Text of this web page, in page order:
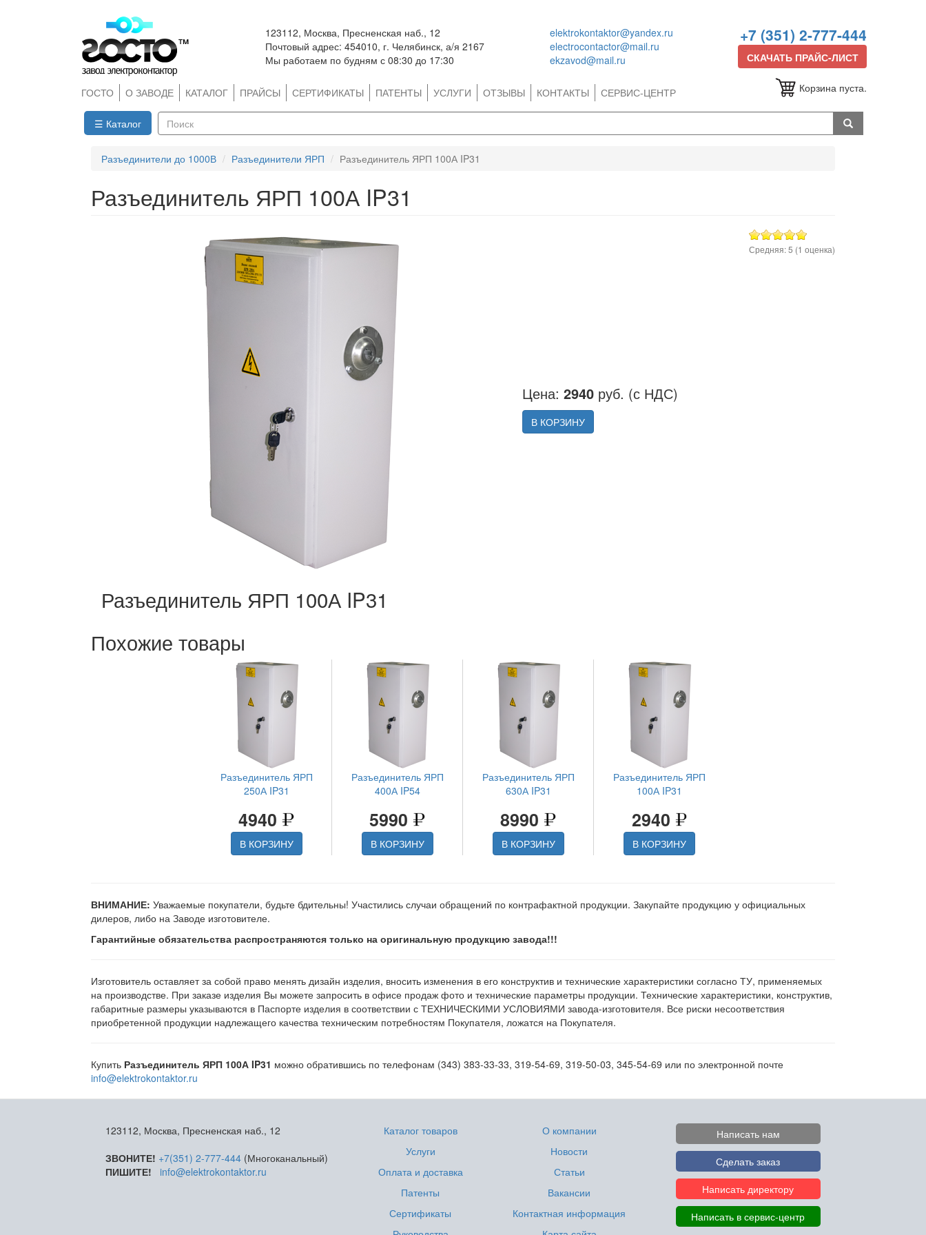
123112, Москва, Пресненская наб., 12
Почтовый адрес: 454010, г. Челябинск, а/я 2167
Мы работаем по будням с 08:30 до 17:30
elektrokontaktor@yandex.ru
electrocontactor@mail.ru
ekzavod@mail.ru
+7 (351) 2-777-444
СКАЧАТЬ ПРАЙС-ЛИСТ
ГОСТО О ЗАВОДЕ КАТАЛОГ ПРАЙСЫ СЕРТИФИКАТЫ ПАТЕНТЫ УСЛУГИ ОТЗЫВЫ КОНТАКТЫ СЕРВИС-ЦЕНТР Корзина пуста.
☰ Каталог
Разъединители до 1000В
Разъединители ЯРП Разъединитель ЯРП 100А IP31
Разъединитель ЯРП 100А IP31
Цена: 2940 руб. (с НДС)
В КОРЗИНУ
Средняя:5 (1 оценка)
Разъединитель ЯРП 100А IP31
Похожие товары
Разъединитель ЯРП
250А IP31
4940
В КОРЗИНУ
Разъединитель ЯРП
400А IP54
5990
В КОРЗИНУ
Разъединитель ЯРП
630А IP31
8990
В КОРЗИНУ
Разъединитель ЯРП
100А IP31
2940
В КОРЗИНУ
ВНИМАНИЕ: Уважаемые покупатели, будьте бдительны! Участились случаи обращений по контрафактной продукции. Закупайте продукцию у официальных
дилеров, либо на Заводе изготовителе.
Гарантийные обязательства распространяются только на оригинальную продукцию завода!!!
Изготовитель оставляет за собой право менять дизайн изделия, вносить изменения в его конструктив и технические характеристики согласно ТУ, применяемых
на производстве. При заказе изделия Вы можете запросить в офисе продаж фото и технические параметры продукции. Технические характеристики, конструктив,
габаритные размеры указываются в Паспорте изделия в соответствии с ТЕХНИЧЕСКИМИ УСЛОВИЯМИ завода-изготовителя. Все риски несоответствия
приобретенной продукции надлежащего качества техническим потребностям Покупателя, ложатся на Покупателя.
Купить Разъединитель ЯРП 100А IP31 можно обратившись по телефонам (343) 383-33-33, 319-54-69, 319-50-03, 345-54-69 или по электронной почте
info@elektrokontaktor.ru
123112, Москва, Пресненская наб., 12
ЗВОНИТЕ! +7(351) 2-777-444 (Многоканальный)
ПИШИТЕ!
info@elektrokontaktor.ru
Каталог товаров
Услуги
Оплата и доставка
Патенты
Сертификаты
О компании
Новости
Статьи
Вакансии
Контактная информация
Написать нам
Сделать заказ
Написать директору
Написать в сервис-центр